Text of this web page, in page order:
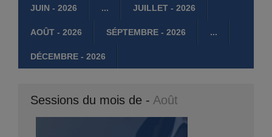
JUIN - 2026 ... JUILLET - 2026
AOÛT - 2026 SÉPTEMBRE - 2026 ...
DÉCEMBRE - 2026
Sessions du mois de - Août